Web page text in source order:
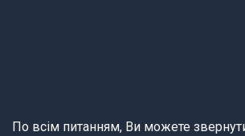
По всім питанням, Ви можете